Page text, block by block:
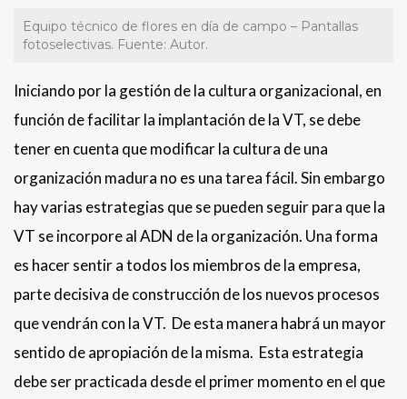
Equipo técnico de flores en día de campo – Pantallas
fotoselectivas. Fuente: Autor.
Iniciando por la gestión de la cultura organizacional, en
función de facilitar la implantación de la VT, se debe
tener en cuenta que modificar la cultura de una
organización madura no es una tarea fácil. Sin embargo
hay varias estrategias que se pueden seguir para que la
VT se incorpore al ADN de la organización. Una forma
es hacer sentir a todos los miembros de la empresa,
parte decisiva de construcción de los nuevos procesos
que vendrán con la VT. De esta manera habrá un mayor
sentido de apropiación de la misma. Esta estrategia
debe ser practicada desde el primer momento en el que